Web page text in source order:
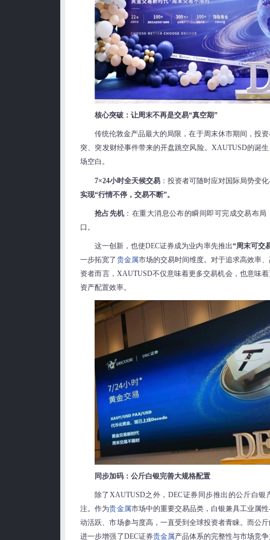
核心突破：让周末不再是交易“真空期”
传统伦敦金产品最大的局限，在于周末休市期间，投
突、突发财经事件带来的开盘跳空风险。XAUTUSD的诞
场空白。
7×24小时全天候交易：投资者可随时应对国际局势变
实现“行情不停，交易不断”。
抢占先机 ：在重大消息公布的瞬间即可完成交易布
口。
这一创新，也使DEC证券成为业内率先推出“周末可交
一步拓宽了 贵金属市场的交易时间维度。对于追求高效率
资者而言，XAUTUSD不仅意味着更多交易机会，也意味
资产配置效率。
同步加码：公斤白银完善大规格配置
除了XAUTUSD之外，DEC证券同步推出的公斤白银
注。作为贵金属市场中的重要交易品类，白银兼具工业属
动活跃、市场参与度高，一直受到全球投资者青睐。而公
进一步增强了DEC证券贵金属产品体系的完整性与市场竞